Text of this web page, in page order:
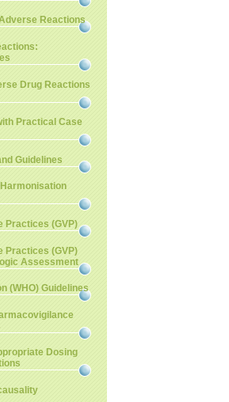
Reactions
Drug Reactions
Practical Case
Guidelines
Practices (GVP)
Practices (GVP)
Assessment
(WHO) Guidelines
Dosing